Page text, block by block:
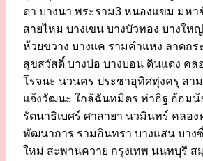
ดา บางนา พระราม3 หนองแขม มหา
สายไหม บางเขน บางบัวทอง บางให
ห้วยขวาง บางแค รามคำแหง ลาดกร
สุขสวัสดิ์ บางบ่อ บางบอน ดินแดง ค
โรจนะ นวนคร ประชาอุทิศทุ่งครุ สา
แจ้งวัฒนะ ใกล้ฉันทมิตร ท่าอิฐ อ้อมน้
รัตนาธิเบศร์ ศาลายา นวมินทร์ คลอ
พัฒนาการ รามอินทรา บางแสน บาง
ใหม่ สะพานควาย กรุงเทพ นนทบุรี ส